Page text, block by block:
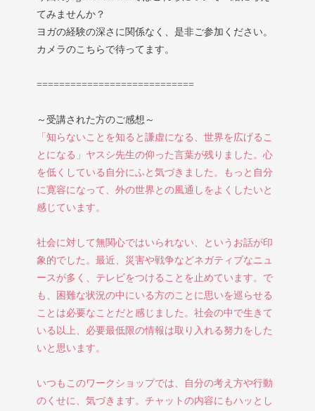
てみませんか？
ヨガの経験の深さに関係なく、是非ご参加ください。
カメラのこちらで待ってます。
============================
～受講された方のご感想～
「知らないことを知ると謙虚になる、世界を広げるこ
とになる」ヤスシ先生の仰った言葉が残りました。心
を低くしている自分にふと気づきました。もっと自分
に寛容になって、外の世界との風通しをよくしたいと
感じています。
社会に対して無関心ではいられない、というお話が印
象的でした。最近、災害や戦争などネガティブなニュ
ースが多く、テレビをつけることを止めています。で
も、困難な状況の中にいる方のことに思いを巡らせる
ことは必要なことだと感じました。社会の中で生きて
いる以上、必要最低限の情報は取り入れる努力をした
いと思います。
いつもこのワークショップでは、自分の考え方や行動
のくせに、気づきます。チャットの内容にもハッとし